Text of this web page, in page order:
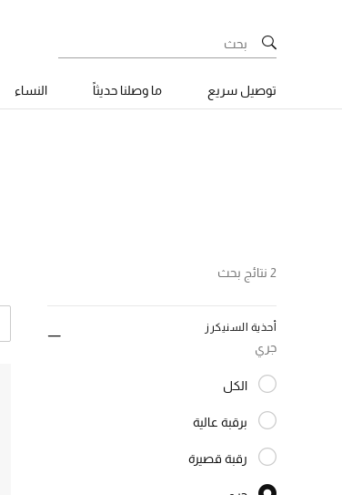
توصيل سريع ما وصلنا حديثاً النساء
2 نتائج بحث
أحذية السنيكرز
جري
الكل
برقبة عالية
رقبة قصيرة